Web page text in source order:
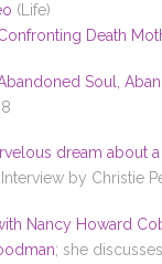
(Life)
Death
Soul,
dream about
Interview by Christie
Nancy Howard
; she